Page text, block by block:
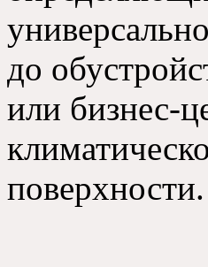
до
или бизнес-
поверхности.